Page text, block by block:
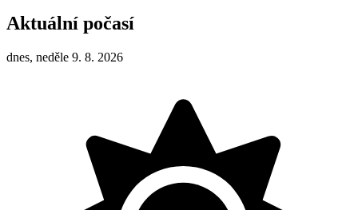
Aktuální počasí
dnes, neděle 9. 8. 2026